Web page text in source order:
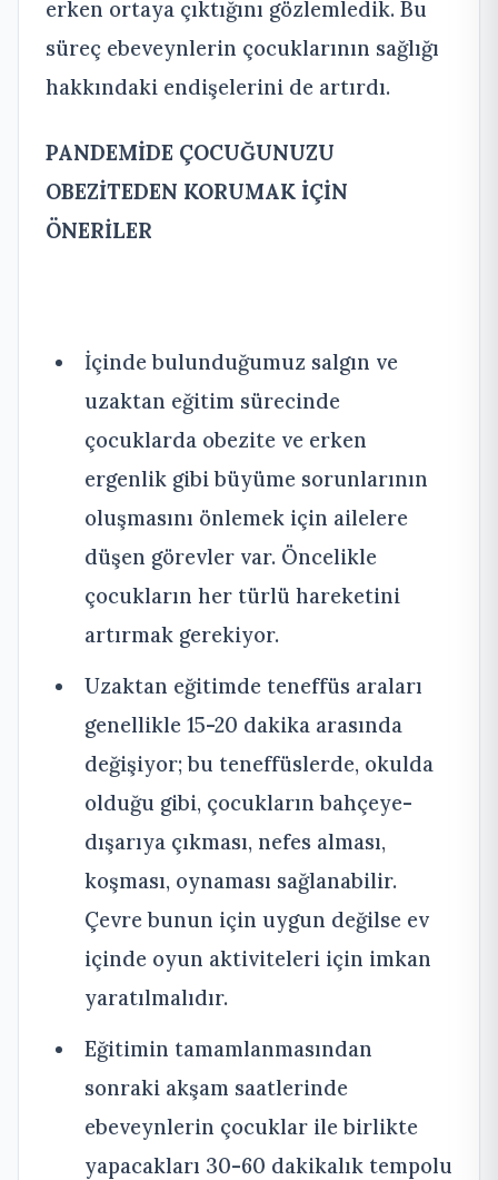
erken ortaya çıktığını gözlemledik. Bu
süreç ebeveynlerin çocuklarının sağlığı
hakkındaki endişelerini de artırdı.
PANDEMİDE ÇOCUĞUNUZU
OBEZİTEDEN KORUMAK İÇİN
ÖNERİLER
İçinde bulunduğumuz salgın ve
uzaktan eğitim sürecinde
çocuklarda obezite ve erken
ergenlik gibi büyüme sorunlarının
oluşmasını önlemek için ailelere
düşen görevler var. Öncelikle
çocukların her türlü hareketini
artırmak gerekiyor.
Uzaktan eğitimde teneffüs araları
genellikle 15-20 dakika arasında
değişiyor; bu teneffüslerde, okulda
olduğu gibi, çocukların bahçeye-
dışarıya çıkması, nefes alması,
koşması, oynaması sağlanabilir.
Çevre bunun için uygun değilse ev
içinde oyun aktiviteleri için imkan
yaratılmalıdır.
Eğitimin tamamlanmasından
sonraki akşam saatlerinde
ebeveynlerin çocuklar ile birlikte
yapacakları 30-60 dakikalık tempolu